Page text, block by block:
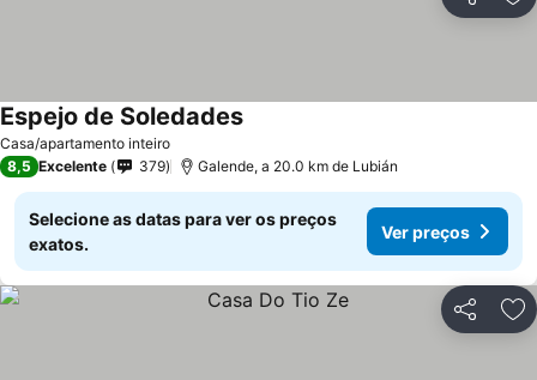
Partilhar
Casa/apartamento inteiro
Espejo de SoledadesVer preços
8,5 Excelente 379 Galende, a 20.0 km de Lubián
Selecione as datas para ver os preços
exatos.
Ver preços
Partilhar